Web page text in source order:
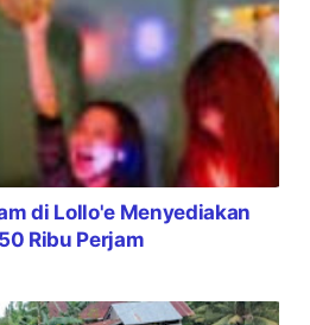
di Lollo'e Menyediakan
Ribu Perjam